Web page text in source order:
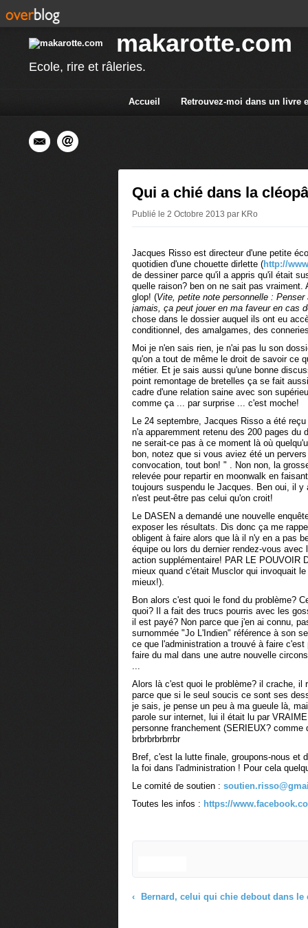
makarotte.com
Ecole, rire et râleries.
Accueil Retrouvez-moi dans un livre
Qui a chié dans la
Publié le 2 Octobre 2013 par KRo
Jacques Risso est directeur d'une petite
quotidien d'une chouette dirlette (http://
de dessiner parce qu'il a appris qu'il était
quelle raison? ben on ne sait pas
glop! (Vite, petite note personnelle :
jamais, ça peut jouer en ma faveur en cas
chose dans le dossier auquel ils ont eu
conditionnel, des amalgames, des
Moi je n'en sais rien, je n'ai pas lu son
qu'on a tout de même le droit de savoir ce
métier. Et je sais aussi qu'une bonne
point remontage de bretelles ça se fait
cadre d'une relation saine avec son
comme ça ... par surprise ... c'est moche!
Le 24 septembre, Jacques Risso a été
n'a apparemment retenu des 200 pages
ne serait-ce pas à ce moment là où
bon, notez que si vous aviez été un
convocation, tout bon! " . Non non, la
relevée pour repartir en moonwalk en
toujours suspendu le Jacques. Ben oui, il
n'est peut-être pas celui qu'on croit!
Le DASEN a demandé une nouvelle
exposer les résultats. Dis donc ça me
obligent à faire alors que là il n'y en a pas
équipe ou lors du dernier rendez-vous
action supplémentaire! PAR LE POUVOIR
mieux quand c'était Musclor qui invoquait
mieux!).
Bon alors c'est quoi le fond du problème?
quoi? Il a fait des trucs pourris avec les
il est payé? Non parce que j'en ai connu,
surnommée "Jo L'Indien" référence à son
ce que l'administration a trouvé à faire
faire du mal dans une autre nouvelle
...
Alors là c'est quoi le problème? il crache,
parce que si le seul soucis ce sont ses
je sais, je pense un peu à ma gueule là,
parole sur internet, lui il était lu par
personne franchement (SERIEUX?
brbrbrbrbrrbr
Bref, c'est la lutte finale, groupons-nous et
la foi dans l'administration ! Pour cela
Le comité de soutien :
Toutes les infos : https://
Bernard, celui qui chie debout dans le